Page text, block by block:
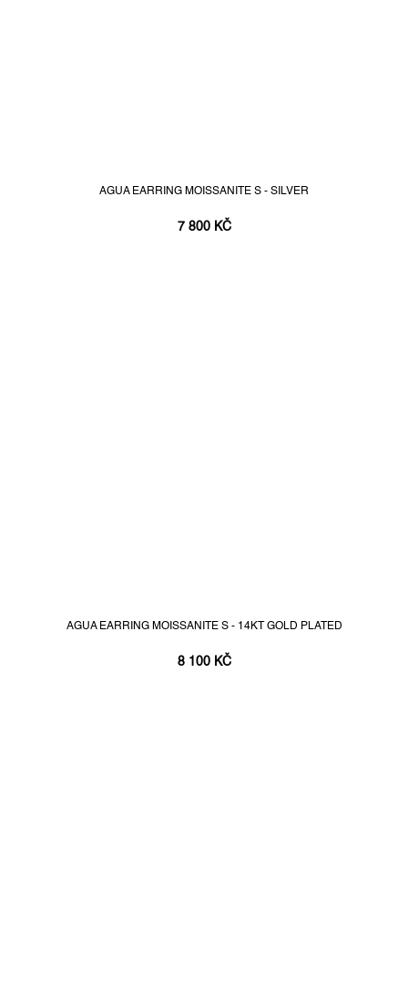
AGUA EARRING MOISSANITE S - SILVER
7 800 KČ
AGUA EARRING MOISSANITE S - 14KT GOLD PLATED
8 100 KČ